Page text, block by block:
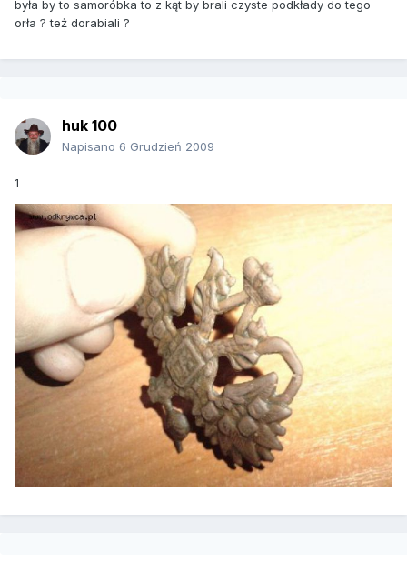
była by to samoróbka to z kąt by brali czyste podkłady do tego
orła ? też dorabiali ?
huk 100
Napisano 6 Grudzień 2009
1